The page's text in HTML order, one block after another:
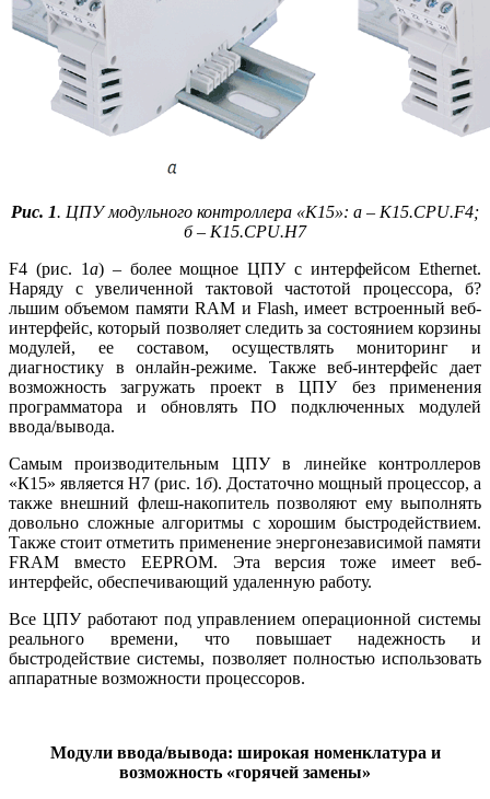
Рис. 1. ЦПУ модульного контроллера «К15»: а – К15.CPU.F4;
б – К15.CPU.H7
F4 (рис. 1а) – более мощное ЦПУ с интерфейсом Ethernet.
Наряду с увеличенной тактовой частотой процессора, б?
льшим объемом памяти RAM и Flash, имеет встроенный веб-
интерфейс, который позволяет следить за состоянием корзины
модулей, ее составом, осуществлять мониторинг и
диагностику в онлайн-режиме. Также веб-интерфейс дает
возможность загружать проект в ЦПУ без применения
программатора и обновлять ПО подключенных модулей
ввода/вывода.
Самым производительным ЦПУ в линейке контроллеров
«К15» является H7 (рис. 1б). Достаточно мощный процессор, а
также внешний флеш-накопитель позволяют ему выполнять
довольно сложные алгоритмы с хорошим быстродействием.
Также стоит отметить применение энергонезависимой памяти
FRAM вместо EEPROM. Эта версия то­же имеет веб-
интерфейс, обеспечивающий удаленную работу.
Все ЦПУ работают под управлением операционной системы
реального времени, что повышает надежность и
быстродействие системы, позволяет полностью использовать
аппаратные возможности процессоров.
Модули ввода/вывода: широкая номенклатура и
возможность «горячей замены»